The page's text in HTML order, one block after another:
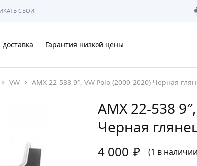
СБОИ.
Гарантия низкой цены
VW AMX 22-538 9″, VW Polo (2009-2020) Черная
AMX 22-538
Черная
4 000 ₽ (1 в